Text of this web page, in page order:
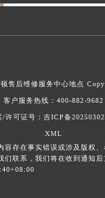
售后维修服务中心地点
客户服务热线： 400-882-9682
/许可证号：吉ICP备
XML
容存在事实错误或涉及版权
们联系，我们将在收到通知